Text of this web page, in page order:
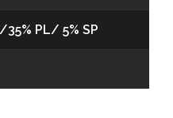
35% PL/ 5% SP